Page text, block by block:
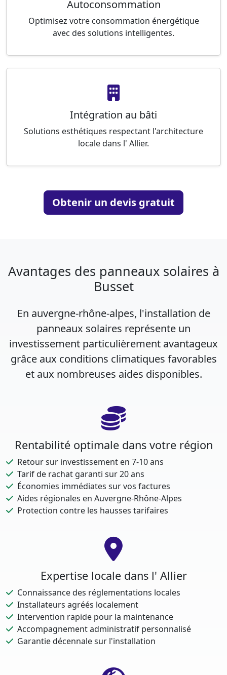
Autoconsommation
Optimisez votre consommation énergétique
avec des solutions intelligentes.
Intégration au bâti
Solutions esthétiques respectant l'architecture
locale dans l' Allier.
Obtenir un devis gratuit
Avantages des panneaux solaires à
Busset
En auvergne-rhône-alpes, l'installation de
panneaux solaires représente un
investissement particulièrement avantageux
grâce aux conditions climatiques favorables
et aux nombreuses aides disponibles.
Rentabilité optimale dans votre région
Retour sur investissement en 7-10 ans
Tarif de rachat garanti sur 20 ans
Économies immédiates sur vos factures
Aides régionales en Auvergne-Rhône-Alpes
Protection contre les hausses tarifaires
Expertise locale dans l' Allier
Connaissance des réglementations locales
Installateurs agréés localement
Intervention rapide pour la maintenance
Accompagnement administratif personnalisé
Garantie décennale sur l'installation